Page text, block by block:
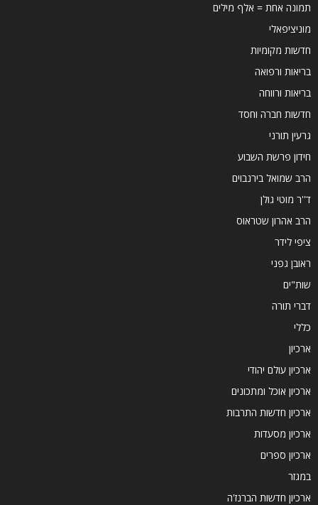
תמונה אחת = אלף מילים
מוניציפאלי
חדשות מקומיות
בריאות ורפואה
בריאות ורווחה
חדשות חברה וחסד
גרעין תורני
חידון פרשת השבוע
הרב שמואל בירנבוים
ד''ר מוטי גולן
הרב אהרון שטראוס
ציפי לידר
ראובן גפני
שות"ים
דברי תורה
כללי
ארכיון
ארכיון עולם יהודי
ארכיון אוכל ומתכונים
ארכיון חדשות התרבות
ארכיון מסעדות
ארכיון ספרים
במגזר
ארכיון חדשות הברנז'ה